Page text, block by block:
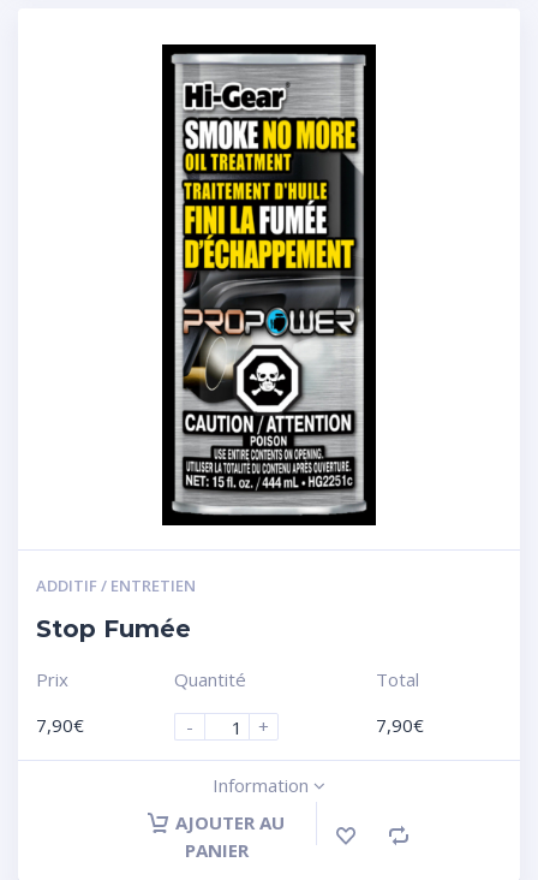
ADDITIF / ENTRETIEN
Stop Fumée
Prix
7,90€
Quantité
-
+
Total
7,90€
Information
AJOUTER AU
PANIER